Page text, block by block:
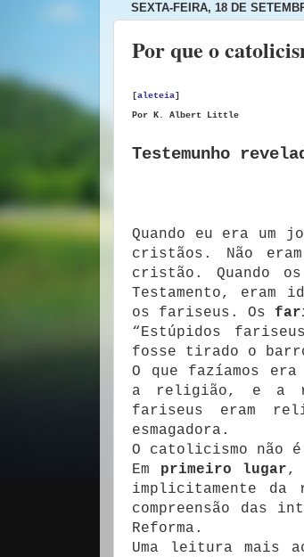
SEXTA-FEIRA, 18 DE
Por que o
[aleteia]
Por
K. Albert Little
Testemunho
Quando eu era um
cristãos. Não
cristão. Quando
Testamento, eram
os fariseus. Os
“Estúpidos
fosse tirado o
O que fazíamos
a religião, e a
fariseus eram
esmagadora.
O catolicismo não
Em primeiro lugar,
implicitamente da
compreensão das
Reforma.
Uma leitura mais